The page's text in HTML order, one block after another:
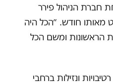
חברת הניהול פירר
מאותו חודש. ״הכל היה
הראשונות ומשם הכל
ונזילות ברחבי